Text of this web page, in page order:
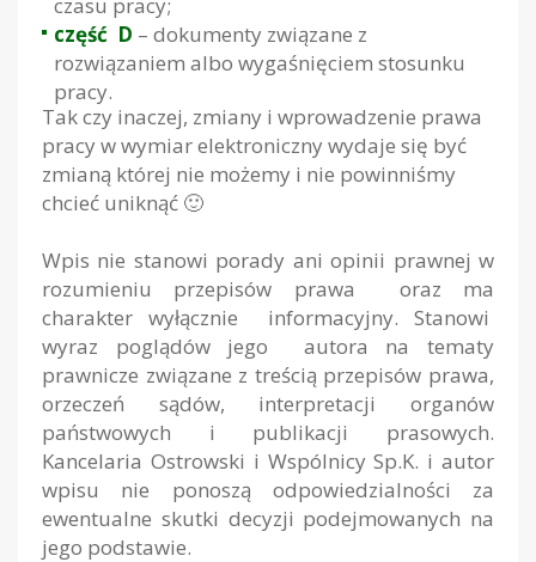
część D – dokumenty związane z
rozwiązaniem albo wygaśnięciem stosunku
pracy.
Tak czy inaczej, zmiany i wprowadzenie prawa
pracy w wymiar elektroniczny wydaje się być
zmianą której nie możemy i nie powinniśmy
chcieć uniknąć 🙂
Wpis nie stanowi porady ani opinii prawnej w
rozumieniu przepisów prawa oraz ma
charakter wyłącznie informacyjny. Stanowi
wyraz poglądów jego autora na tematy
prawnicze związane z treścią przepisów prawa,
orzeczeń sądów, interpretacji organów
państwowych i publikacji prasowych.
Kancelaria Ostrowski i Wspólnicy Sp.K. i autor
wpisu nie ponoszą odpowiedzialności za
ewentualne skutki decyzji podejmowanych na
jego podstawie.